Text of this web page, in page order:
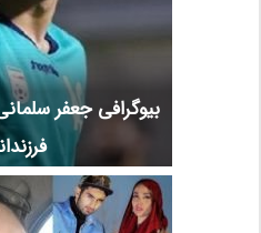
بیوگرافی جعفر